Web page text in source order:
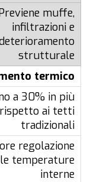
muffe,
infiltrazioni e
strutturale
termico
a 30% in più
rispetto ai tetti
tradizionali
regolazione
temperature
interne